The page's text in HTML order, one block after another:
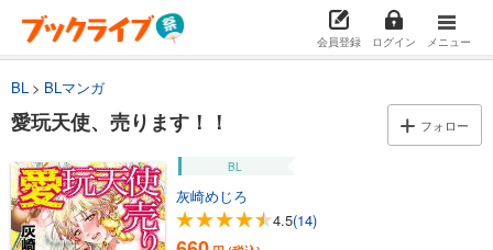
会員登録 ログイン メニュー
BL BLマンガ
愛玩天使、売ります！！ フォロー
BL
灰崎めじろ
4.5(14)